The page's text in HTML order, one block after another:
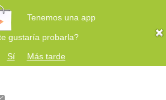
Tenemos una app
gustaría probarla?
Sí
Más tarde